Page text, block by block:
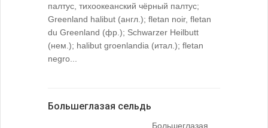
палтус, тихоокеанский чёрный палтус;
Greenland halibut (англ.); fletan noir, fletan
du Greenland (фр.); Schwarzer Heilbutt
(нем.); halibut groenlandia (итал.); fletan
negro...
Большеглазая сельдь
Большеглазая